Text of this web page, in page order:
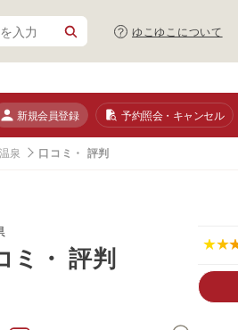
ゆこゆこについて
新規会員登録 予約照会・キャンセル
泉 口コミ・ 評判
ミ・ 評判